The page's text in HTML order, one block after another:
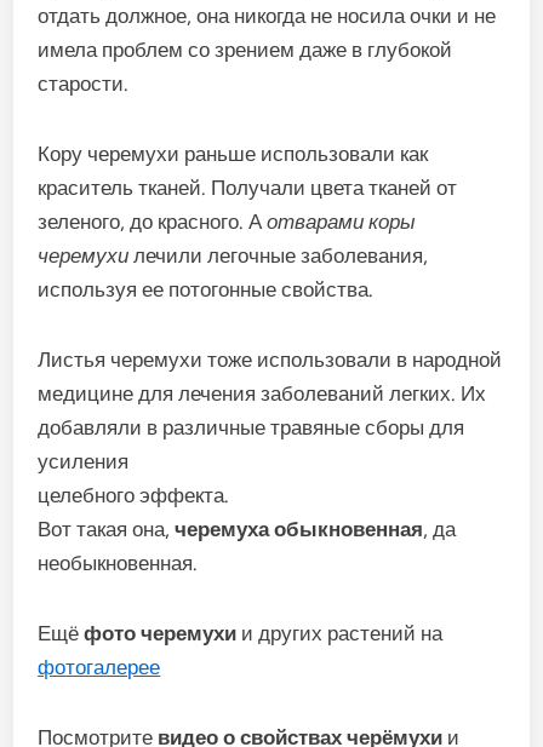
отдать должное, она никогда не носила очки и не
имела проблем со зрением даже в глубокой
старости.
Кору черемухи раньше использовали как
краситель тканей. Получали цвета тканей от
зеленого, до красного. Аотварами коры
черемухи лечили легочные заболевания,
используя ее потогонные свойства.
Листья черемухи тоже использовали в народной
медицине для лечения заболеваний легких. Их
добавляли в различные травяные сборы для
усиления
целебного эффекта.
Вот такая она,черемуха обыкновенная, да
необыкновенная.
Ещёфото черемухи и других растений на
фотогалерее
Посмотрите видео о свойствах черёмухи и